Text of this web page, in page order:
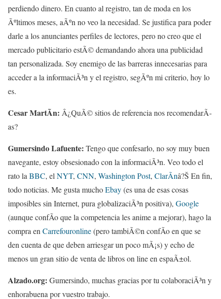
perdiendo dinero. En cuanto al registro, tan de moda en los
Ãºltimos meses, aÃºn no veo la necesidad. Se justifica para poder
darle a los anunciantes perfiles de lectores, pero no creo que el
mercado publicitario estÃ© demandando ahora una publicidad
tan personalizada. Soy enemigo de las barreras innecesarias para
acceder a la informaciÃ³n y el registro, segÃºn mi criterio, hoy lo
es.
Cesar MartÃ­n: Â¿QuÃ© sitios de referencia nos recomendarÃ­
as?
Gumersindo Lafuente: Tengo que confesarlo, no soy muy buen
navegante, estoy obsesionado con la informaciÃ³n. Veo todo el
rato la BBC, el NYT, CNN, Washington Post, ClarÃ­nâ?Š En fin,
todo noticias. Me gusta muchoEbay(es una de esas cosas
imposibles sin Internet, pura globalizaciÃ³n positiva), Google
(aunque confÃ­o que la competencia les anime a mejorar), hago la
compra en Carrefouronline(pero tambiÃ©n confÃ­o en que se
den cuenta de que deben arriesgar un poco mÃ¡s) y echo de
menos un gran sitio de venta de libros on line en espaÃ±ol.
Alzado.org: Gumersindo, muchas gracias por tu colaboraciÃ³n y
enhorabuena por vuestro trabajo.